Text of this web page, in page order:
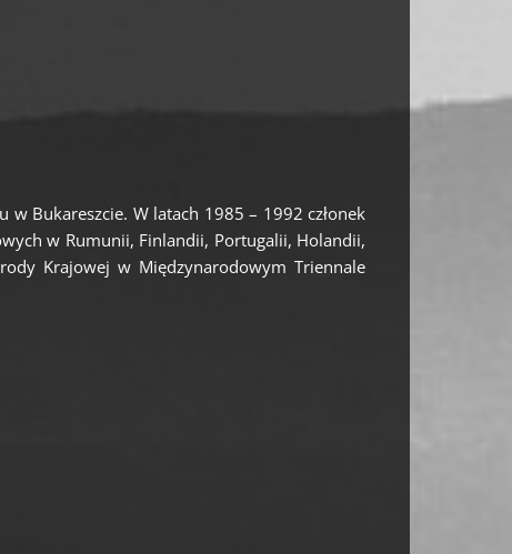
Bukareszcie. W latach 1985 – 1992 członek
w Rumunii, Finlandii, Portugalii, Holandii,
Krajowej w Międzynarodowym Triennale